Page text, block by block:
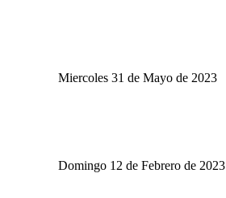
Miercoles 31 de Mayo de 2023
Domingo 12 de Febrero de 2023